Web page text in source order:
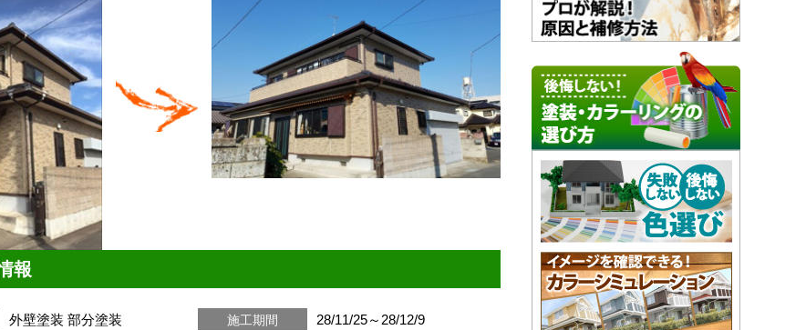
報
外壁塗装 部分塗装 施工期間 28/11/25～28/12/9